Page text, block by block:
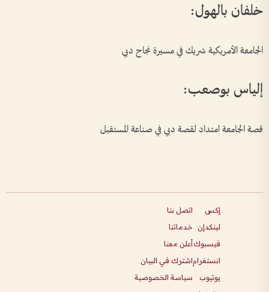
خلفان بالهول:
الجامعة الأمريكية شريك في مسيرة نجاح دبي
إلياس بوصعب:
قصة الجامعة امتداد لقصة دبي في صناعة المستقبل
إكس
لينكدإن
فيسبوك
انستغرام
يوتيوب
اتصل بنا
خدماتنا
أعلن معنا
اشترك في البيان
سياسة الخصوصية